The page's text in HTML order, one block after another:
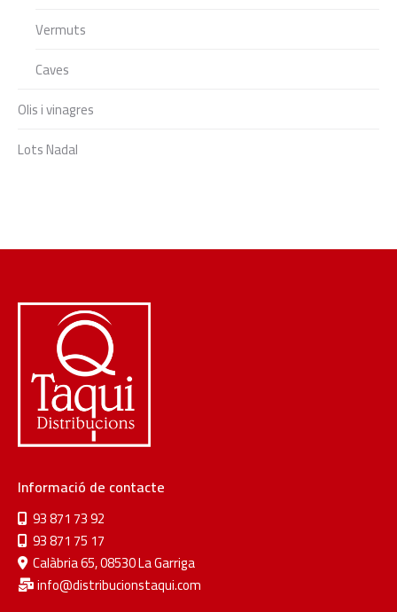
Vermuts
Caves
Olis i vinagres
Lots Nadal
Informació de contacte
93 871 73 92
93 871 75 17
Calàbria 65, 08530 La Garriga
info@distribucionstaqui.com